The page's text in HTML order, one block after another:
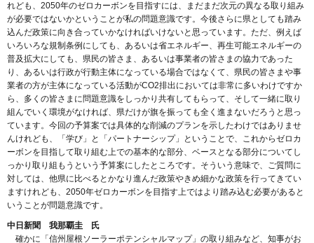
れども、2050年のゼロカーボンを目指すには、まだまだ次元の異なる取り組み
が必要ではないかということが私の問題意識です。今後さらに県としても踏み
込んだ政策に向き合っていかなければいけないと思っています。ただ、例えば
いろいろな規制条例にしても、あるいは省エネルギー、再生可能エネルギーの
普及拡大にしても、県民の皆さま、あるいは事業者の皆さまの協力であった
り、あるいは行政が行動主体になっている場合ではなくて、県民の皆さまや事
業者の方が主体になっている活動がCO2排出においては非常に多いわけですか
ら、多くの皆さまに問題意識をしっかり共有してもらって、そして一緒に取り
組んでいく環境がなければ、県だけが旗を振っても全く進まないだろうと思っ
ています。今回の予算案では具体的な削減のプランを示したわけではありませ
んけれども、「学び」と「パートナーシップ」ということで、これからゼロカ
ーボンを目指して取り組む上での基本的な部分、ベースとなる部分についてし
っかり取り組もうという予算案にしたところです。そういう意味で、ご質問に
対しては、他県に比べるとかなり進んだ政策やきめ細かな政策を行ってきてい
ますけれども、2050年ゼロカーボンを目指す上ではより踏み込む必要があると
いうことが問題意識です。
中日新聞 我那覇圭 氏
確かに「信州屋根ソーラーポテンシャルマップ」の取り組みなど、知事がお